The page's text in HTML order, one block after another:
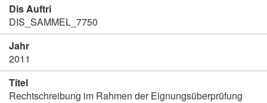
Dis Auftri
DIS_SAMMEL_7750
Jahr
2011
Titel
Rechtschreibung im Rahmen der Eignungsüberprüfung